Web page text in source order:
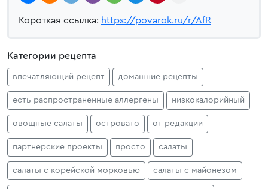
Короткая ссылка: https://povarok.ru/r/AfR
Категории рецепта
впечатляющий рецепт домашние рецепты
есть распространенные аллергены низкокалорийный
овощные салаты островато от редакции
партнерские проекты просто салаты
салаты с корейской морковью салаты с майонезом